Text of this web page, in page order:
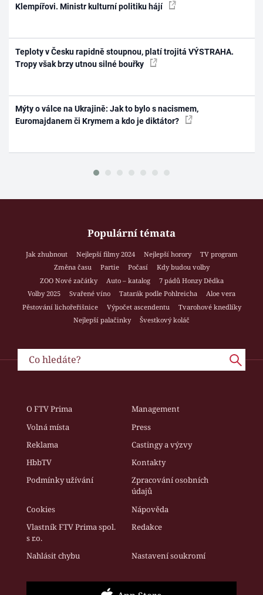
Klempířovi. Ministr kulturní politiku hájí
Teploty v Česku rapidně stoupnou, platí trojitá VÝSTRAHA.
Tropy však brzy utnou silné bouřky
Mýty o válce na Ukrajině: Jak to bylo s nacismem,
Euromajdanem či Krymem a kdo je diktátor?
Populární témata
Jak zhubnout Nejlepší filmy 2024 Nejlepší horory
TV program
Změna času
Partie Počasí
Kdy budou volby
ZOO Nové začátky
Auto – katalog
7 pádů Honzy Dědka
Volby 2025
Svařené víno Tatarák podle Pohlreicha
Aloe vera
Pěstování lichořeřišnice
Výpočet ascendentu
Tvarohové knedlíky
Nejlepší palačinky
Švestkový koláč
O FTV Prima
Management
Volná místa
Press
Reklama
Castingy a výzvy
HbbTV
Kontakty
Podmínky užívání
Zpracování osobních
údajů
Cookies
Nápověda
Vlastník FTV Prima spol.
s r.o.
Redakce
Nahlásit chybu Nastavení soukromí